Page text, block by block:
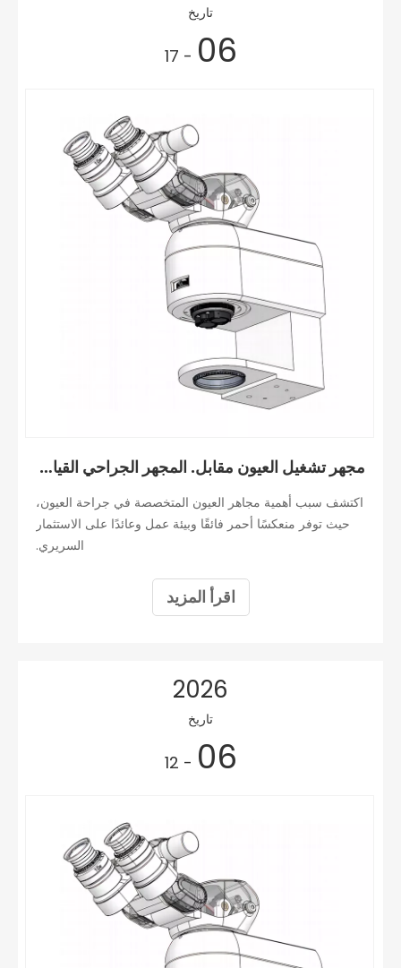
تاريخ
06
- 17
مجهر تشغيل العيون مقابل. المجهر الجراحي القياسي: الاختلافات الرئيسية؟
اكتشف سبب أهمية مجاهر العيون المتخصصة في جراحة العيون،
حيث توفر منعكسًا أحمر فائقًا وبيئة عمل وعائدًا على الاستثمار
السريري.
اقرأ المزيد
2026
تاريخ
06
- 12